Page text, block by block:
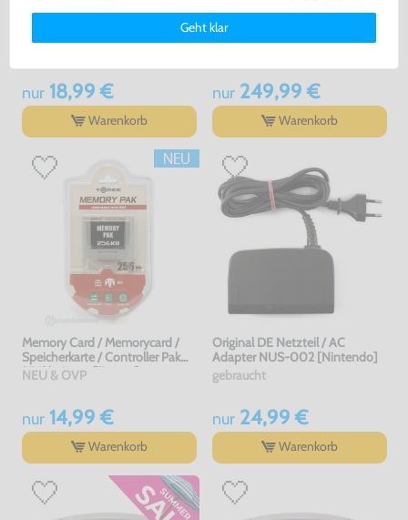
Original Nintendo AV
Cinchkabel / Cinch Kabel - auch
für SNES & N64
nur18,99 €
Warenkorb
Konsole + 3 Spiele + Controller +
Zubehör
nur249,99 €
Warenkorb
Memory Card / Memorycard /
Speicherkarte / Controller Pak
256kb #grau [Tomee]
NEU & OVP
nur14,99 €
Warenkorb
Original DE Netzteil / AC
Adapter NUS-002 [Nintendo]
gebraucht
nur24,99 €
Warenkorb
Deinen Rechten als Nutzer findest Du in unsererDaten­schutz­
Impressum.
Geht klar